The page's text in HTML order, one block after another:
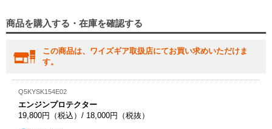
商品を購入する・在庫を確認する
この商品は、ワイズギア取扱店にてお買い求めいただけま
す。
Q5KYSK154E02
エンジンプロテクター
19,800円（税込）/ 18,000円（税抜）